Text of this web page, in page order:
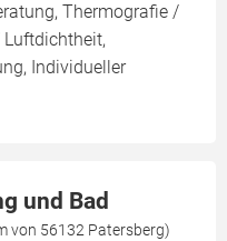
Thermografie /
Luftdichtheit,
Individueller
und Bad
von 56132 Patersberg)